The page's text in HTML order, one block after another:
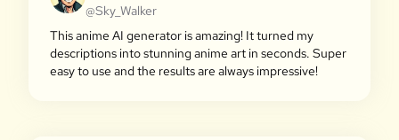
@Sky_Walker
This anime AI generator is amazing! It turned my
descriptions into stunning anime art in seconds. Super
easy to use and the results are always impressive!